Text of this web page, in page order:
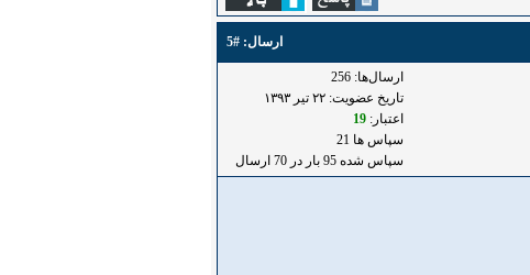
ارسال: #5
ارسال‌ها: 256
تاریخ عضویت: ۲۲ تير ۱۳۹۳
اعتبار: 19
سپاس ها 21
سپاس شده 95 بار در 70 ارسال